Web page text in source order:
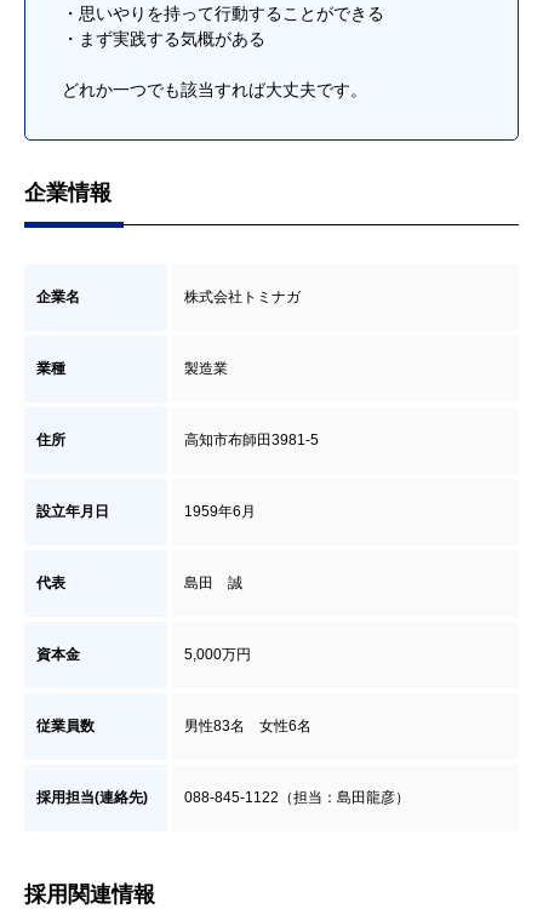
・思いやりを持って行動することができる
・まず実践する気概がある
どれか一つでも該当すれば大丈夫です。
企業情報
企業名 株式会社トミナガ
業種 製造業
住所 高知市布師田3981-5
設立年月日 1959年6月
代表 島田 誠
資本金 5,000万円
従業員数 男性83名 女性6名
採用担当(連絡先) 088-845-1122（担当：島田龍彦）
採用関連情報